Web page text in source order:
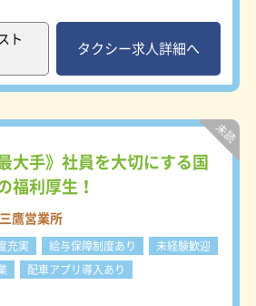
。駅や商業施設などに設置され
国際自動車グループ専用乗り場
することができ、タクシーチケ
約数は15000件を超えていま
です。 ＜働きやすい環境
備！＞ 全車にABS・ETC・ドライ
ーダーを装備しており、クレジ
ードも利用可能です。手書き不
報自動化やカード決済手数料な
務員の負担はありません。社内
も男女別の休憩室や仮眠室・ト
お風呂・シャワー室など常に清
っています。「健康優良企業認
受けており、企業全体で健康づ
ト
タクシー求人詳細へ
大手》社員を大切にする国
福利厚生！
鷹営業所
充実 給与保障制度あり
未経験歓迎
配車アプリ導入あり